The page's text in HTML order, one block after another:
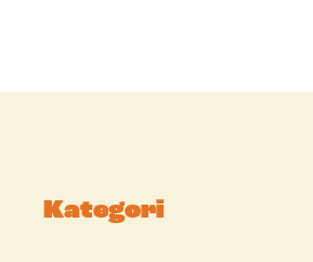
Kategori